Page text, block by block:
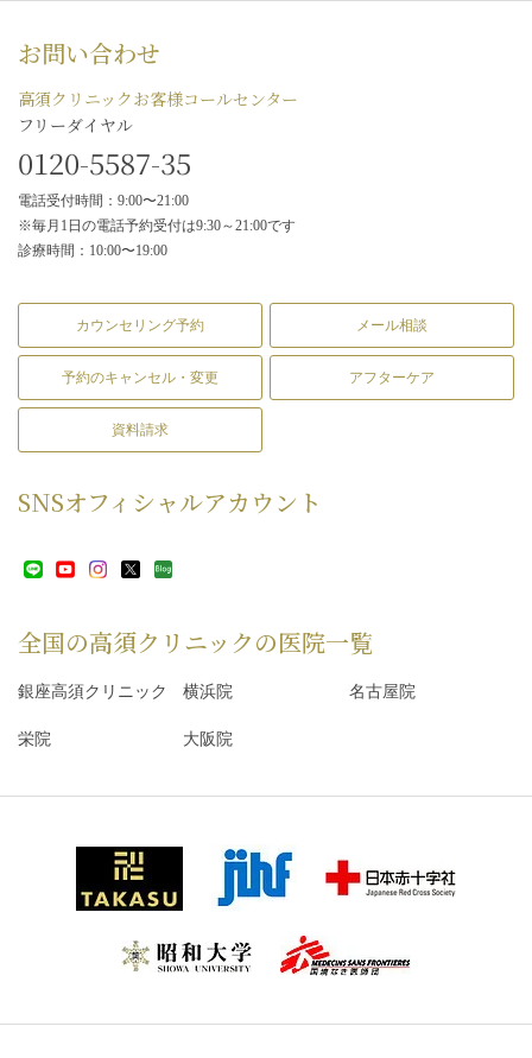
お問い合わせ
高須クリニックお客様コールセンター
フリーダイヤル
0120-5587-35
電話受付時間：9:00〜21:00
※毎月1日の電話予約受付は9:30～21:00です
診療時間：10:00〜19:00
カウンセリング予約 メール相談
予約のキャンセル・変更 アフターケア
資料請求
SNSオフィシャルアカウント
全国の高須クリニックの医院一覧
銀座高須クリニック 横浜院 名古屋院
栄院 大阪院